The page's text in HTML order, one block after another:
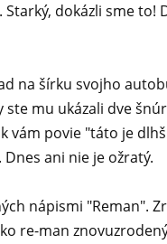
dokázli sme to!
na šírku svojho
mu ukázali dve
vám povie "táto je
ani nie je ožratý.
nápismi "Reman".
re-man